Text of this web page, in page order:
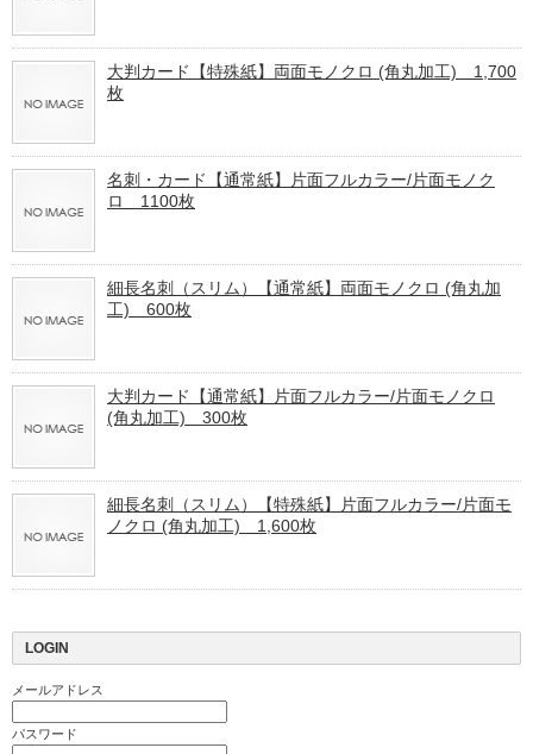
大判カード【特殊紙】両面モノクロ (角丸加工) 1,700
枚
名刺・カード【通常紙】片面フルカラー/片面モノク
ロ 1100枚
細長名刺（スリム）【通常紙】両面モノクロ (角丸加
工) 600枚
大判カード【通常紙】片面フルカラー/片面モノクロ
(角丸加工) 300枚
細長名刺（スリム）【特殊紙】片面フルカラー/片面モ
ノクロ (角丸加工) 1,600枚
LOGIN
メールアドレス
パスワード